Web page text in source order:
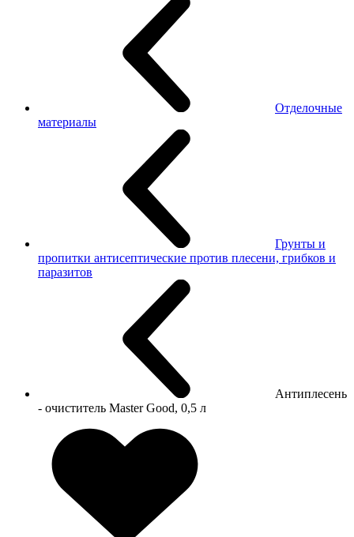
Отделочные
материалы
Грунты и
пропитки антисептические против плесени, грибков и
паразитов
Антиплесень
- очиститель Master Good, 0,5 л